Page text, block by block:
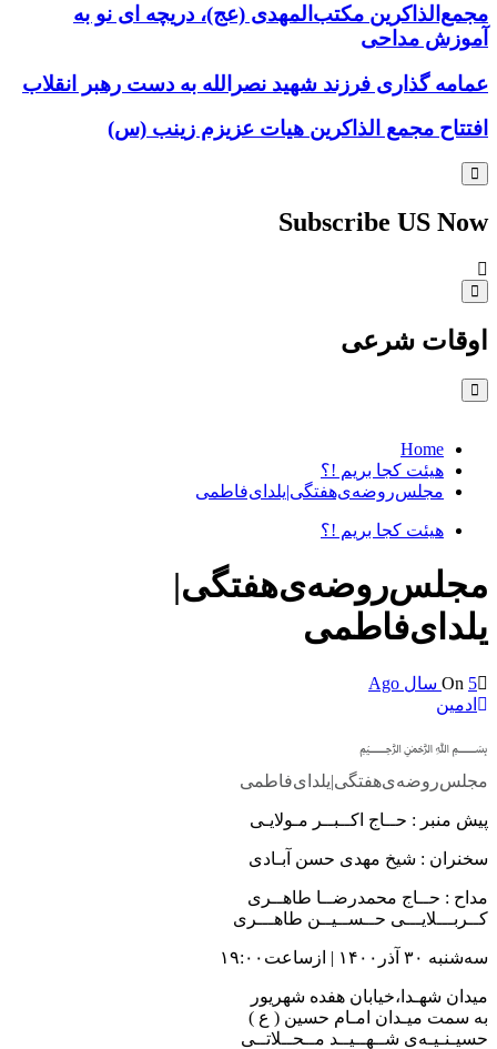
مجمع‌الذاکرین مکتب‌المهدی (عج)، دریچه ای نو به
آموزش مداحی
عمامه گذاری فرزند شهید نصرالله به دست رهبر انقلاب
افتتاح مجمع الذاکرین هیات عزیزم زینب (س)
Subscribe US Now
اوقات شرعی
Home
هیئت کجا بریم !؟
مجلس‌روضه‌ی‌هفتگی|یلدای‌فاطمی
هیئت کجا بریم !؟
مجلس‌روضه‌ی‌هفتگی|
یلدای‌فاطمی
On 5 سال Ago
ادمین
﷽
مجلس‌روضه‌ی‌هفتگی|یلدای‌فاطمی
پیش منبر : حــاج اکــبــر مـولایـی
سخنران : شیخ مهدی حسن آبـادی
مداح : حــاج محمدرضــا طاهــری
کــربـــلایـــی حــســیــن طاهـــری
سه‌شنبه ۳۰ آذر۱۴۰۰ | ازساعت۱۹:۰۰
میدان شهـدا،خیابان‌ هفده‌ شهریور
به‌ سمت میـدان امـام‌‌ حسین‌‌ ( ع )
حسیـنـیـه‌ی شــهــیــد مــحــلاتــی